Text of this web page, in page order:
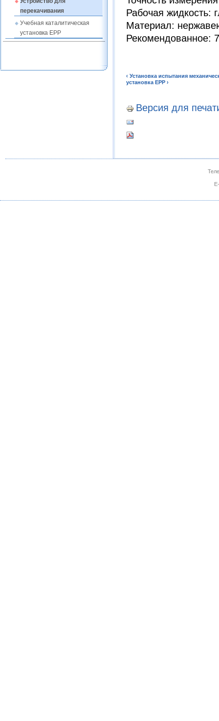
перекачивания
Учебная каталитическая
установка EPP
Рабочая жидкость:
Материал:
Рекомендованное:
‹ Установка испытания
установка EPP ›
Версия для